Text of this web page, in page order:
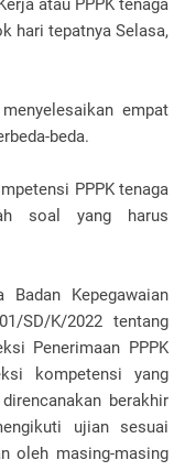
atau PPPK tenaga
hari tepatnya Selasa,
empat
beda.
PPPK tenaga
soal yang harus
Kepegawaian
SD/K/2022 tentang
Penerimaan PPPK
kompetensi yang
direncanakan berakhir
ujian sesuai
oleh masing-masing